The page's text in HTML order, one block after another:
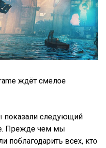
ждёт смелое
показали следующий
Прежде чем мы
поблагодарить всех, кто